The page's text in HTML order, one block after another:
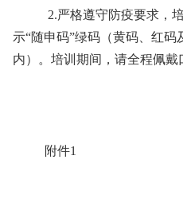
2.严格遵守防疫要求，培
示“随申码”绿码（黄码、红
内）。培训期间，请全程佩戴
附件1